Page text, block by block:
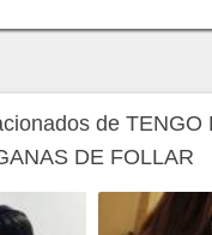
de TENGO
DE FOLLAR